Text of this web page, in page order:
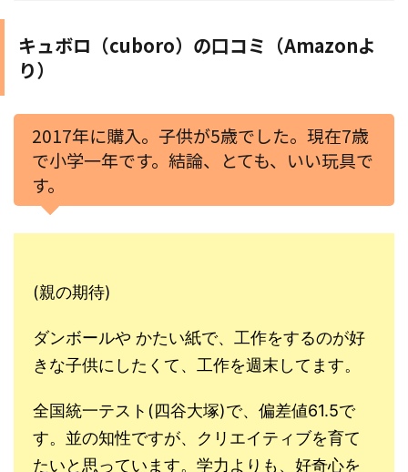
キュボロ（cuboro）の口コミ（Amazonよ
り）
2017年に購入。 子供が5歳でした。 現在7歳
で小学一年です。 結論、とても、いい玩具で
す。
(親の期待)
ダンボールや かたい紙で、工作をするのが好
きな子供にしたくて、工作を週末してます。
全国統一テスト(四谷大塚)で、偏差値61.5で
す。並の知性ですが、クリエイティブを育て
たいと思っています。学力よりも、好奇心を